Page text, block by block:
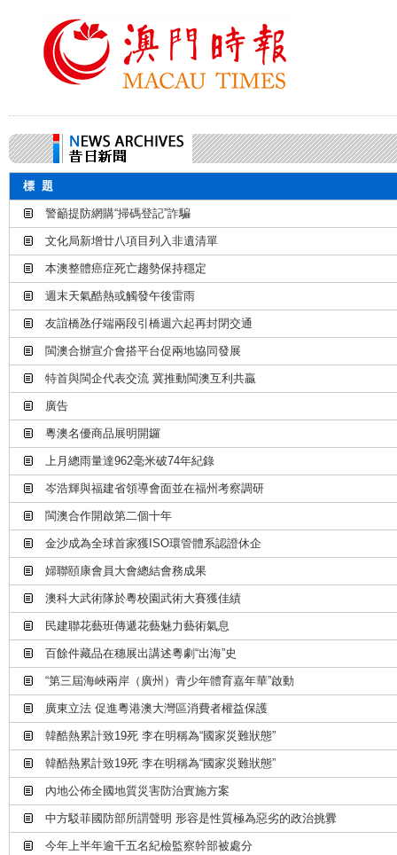
標 題
警籲提防網購“掃碼登記”詐騙
文化局新增廿八項目列入非遺清單
本澳整體癌症死亡趨勢保持穩定
週末天氣酷熱或觸發午後雷雨
友誼橋氹仔端兩段引橋週六起再封閉交通
閩澳合辦宣介會搭平台促兩地協同發展
特首與閩企代表交流 冀推動閩澳互利共贏
廣告
粵澳名優商品展明開鑼
上月總雨量達962毫米破74年紀錄
岑浩輝與福建省領導會面並在福州考察調研
閩澳合作開啟第二個十年
金沙成為全球首家獲ISO環管體系認證休企
婦聯頤康會員大會總結會務成果
澳科大武術隊於粵校園武術大賽獲佳績
民建聯花藝班傳遞花藝魅力藝術氣息
百餘件藏品在穗展出講述粵劇“出海”史
“第三屆海峽兩岸（廣州）青少年體育嘉年華”啟動
廣東立法 促進粵港澳大灣區消費者權益保護
韓酷熱累計致19死 李在明稱為“國家災難狀態”
韓酷熱累計致19死 李在明稱為“國家災難狀態”
內地公佈全國地質災害防治實施方案
中方駁菲國防部所謂聲明 形容是性質極為惡劣的政治挑釁
今年上半年逾千五名紀檢監察幹部被處分